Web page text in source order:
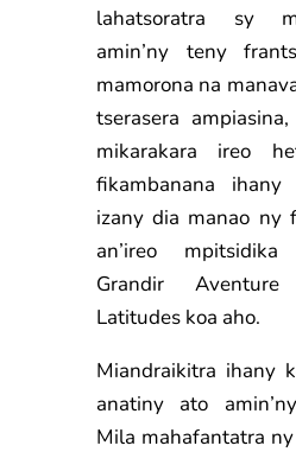
lahatsoratra sy
amin’ny teny
mamorona na
tserasera
mikarakara ireo
fikambanana ihany
izany dia manao ny
an’ireo
Grandir
Latitudes koa aho.
Miandraikitra ihany
anatiny ato
Mila mahafantatra